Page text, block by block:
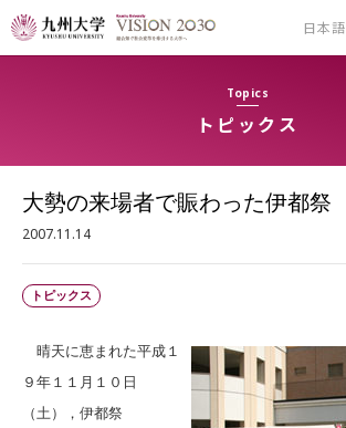
日本語
Topics
トピックス
大勢の来場者で賑わった伊都祭
2007.11.14
トピックス
晴天に恵まれた平成１
９年１１月１０日
（土），伊都祭